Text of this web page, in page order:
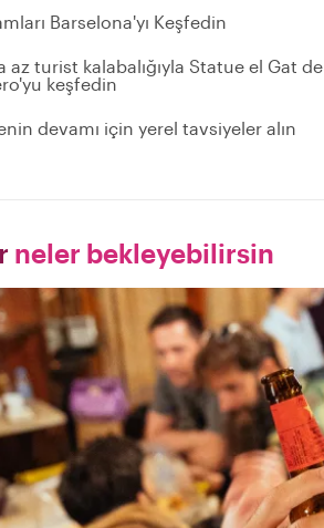
Barselona'yı Keşfedin
az turist kalabalığıyla Statue el Gat de
keşfedin
devamı için yerel tavsiyeler alın
neler bekleyebilirsin